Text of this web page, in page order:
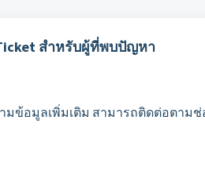
สำหรับผู้ที่พบปัญหา
ข้อมูลเพิ่มเติม สามารถติดต่อตามช่